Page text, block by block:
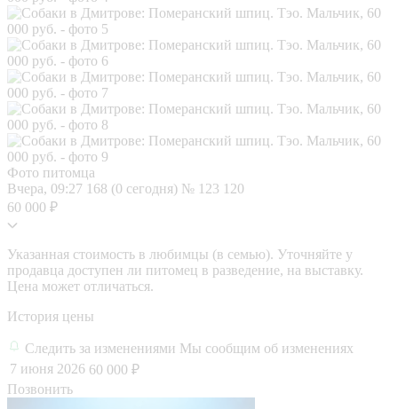
Фото питомца
Вчера, 09:27 168 (0 сегодня) № 123 120
60 000 ₽
Указанная стоимость в любимцы (в семью). Уточняйте у
продавца доступен ли питомец в разведение, на выставку.
Цена может отличаться.
История цены
Следить за изменениями Мы сообщим об изменениях
7 июня 2026 60 000 ₽
Позвонить